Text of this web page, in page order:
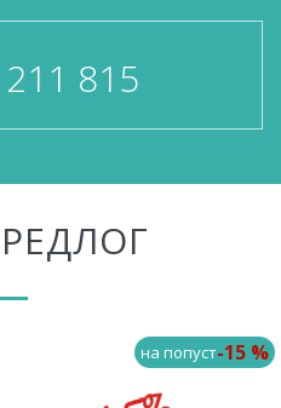
815
на попуст-15 %